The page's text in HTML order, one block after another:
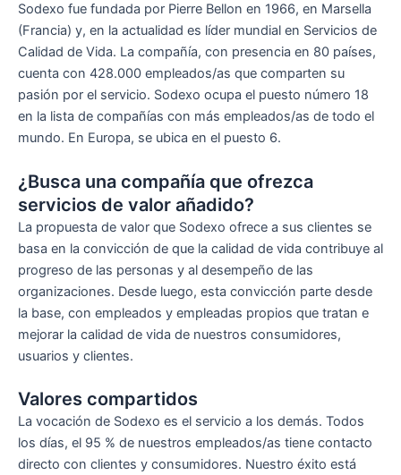
Sodexo fue fundada por Pierre Bellon en 1966, en Marsella
(Francia) y, en la actualidad es líder mundial en Servicios de
Calidad de Vida. La compañía, con presencia en 80 países,
cuenta con 428.000 empleados/as que comparten su
pasión por el servicio. Sodexo ocupa el puesto número 18
en la lista de compañías con más empleados/as de todo el
mundo. En Europa, se ubica en el puesto 6.
¿Busca una compañía que ofrezca
servicios de valor añadido?
La propuesta de valor que Sodexo ofrece a sus clientes se
basa en la convicción de que la calidad de vida contribuye al
progreso de las personas y al desempeño de las
organizaciones. Desde luego, esta convicción parte desde
la base, con empleados y empleadas propios que tratan e
mejorar la calidad de vida de nuestros consumidores,
usuarios y clientes.
Valores compartidos
La vocación de Sodexo es el servicio a los demás. Todos
los días, el 95 % de nuestros empleados/as tiene contacto
directo con clientes y consumidores. Nuestro éxito está